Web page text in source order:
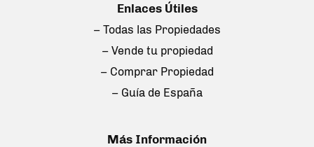
Enlaces Útiles
– Todas las Propiedades
– Vende tu propiedad
– Comprar Propiedad
– Guía de España
Más Información